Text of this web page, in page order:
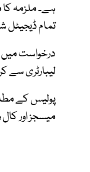
ہے۔ ملزمہ
تمام ڈیجیٹل
درخواست میں
لیبارٹری سے
پولیس کے
میسجز اور